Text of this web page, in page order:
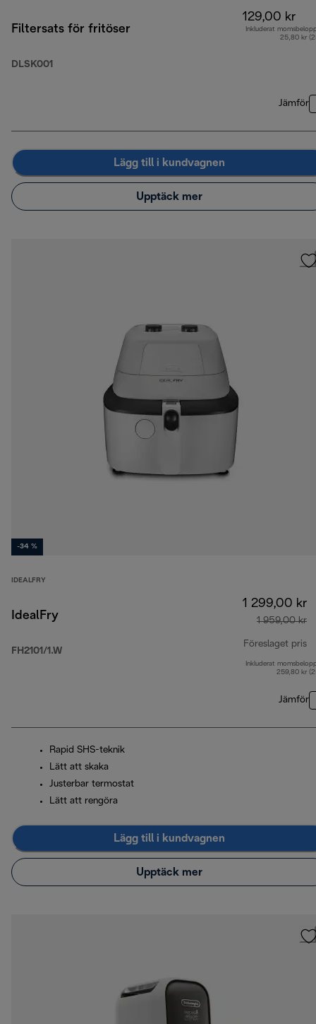
Filtersats för fritöser
DLSK001
129,00 kr
Inkluderat
25,80 kr
Jämför
Lägg till i kundvagnen
Upptäck mer
-34 %
IDEALFRY
IdealFry
FH2101/1.W
1 299,00 kr
1 959,00 kr
Föreslaget pris
Inkluderat
259,80 kr
Jämför
Rapid SHS-teknik
Lätt att skaka
Justerbar termostat
Lätt att rengöra
Lägg till i kundvagnen
Upptäck mer